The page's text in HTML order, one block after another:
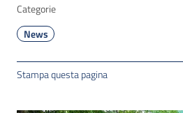
Categorie
News
Stampa questa pagina